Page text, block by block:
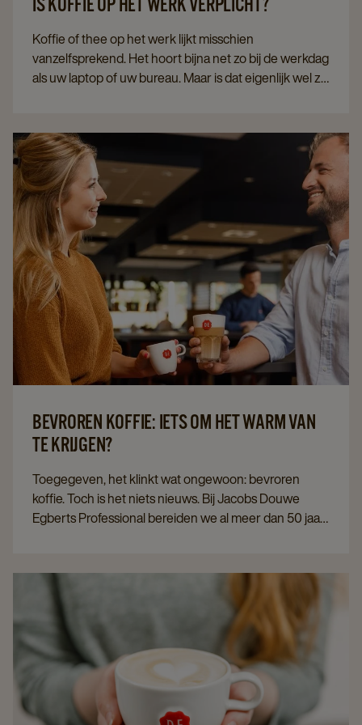
IS KOFFIE OP HET WERK VERPLICHT?
Koffie of thee op het werk lijkt misschien
vanzelfsprekend. Het hoort bijna net zo bij de werkdag
als uw laptop of uw bureau. Maar is dat eigenlijk wel zo
BEVROREN KOFFIE: IETS OM HET WARM VAN
TE KRIJGEN?
Toegegeven, het klinkt wat ongewoon: bevroren
koffie. Toch is het niets nieuws. Bij Jacobs Douwe
Egberts Professional bereiden we al meer dan 50 jaar
ontdooien.